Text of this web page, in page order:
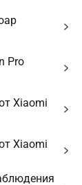
Pro
Xiaomi
Xiaomi